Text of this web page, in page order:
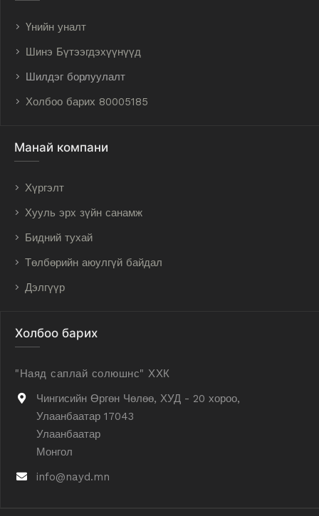
Үнийн уналт
Шинэ Бүтээгдэхүүнүүд
Шилдэг борлуулалт
Холбоо барих 80005185
Манай компани
Хүргэлт
Хууль эрх зүйн санамж
Бидний тухай
Төлбөрийн аюулгүй байдал
Дэлгүүр
Холбоо барих
"Наяд саплай солюшнс" ХХК
Чингисийн Өргөн Чөлөө, ХУД - 20 хороо,
Улаанбаатар 17043
Улаанбаатар
Монгол
info@nayd.mn